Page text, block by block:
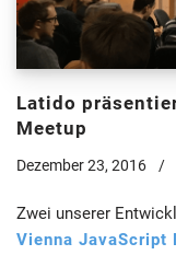
Latido
Meetup
Dezember 23, 2016
Zwei unserer
Vienna JavaScript